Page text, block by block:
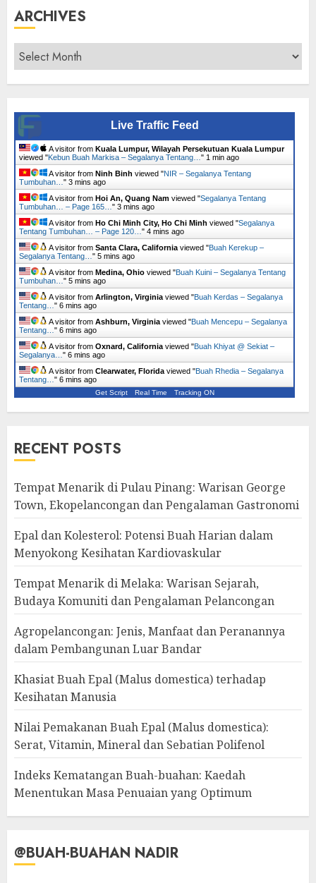
ARCHIVES
Archives
Live Traffic Feed
A visitor from Kuala Lumpur, Wilayah Persekutuan Kuala Lumpur
viewed "Kebun Buah Markisa – Segalanya Tentang… " 1 min ago
A visitor from Ninh Binh viewed "NIR – Segalanya Tentang
Tumbuhan… " 3 mins ago
A visitor from Hoi An, Quang Nam viewed "Segalanya Tentang
Tumbuhan… – Page 165… " 3 mins ago
A visitor from Ho Chi Minh City, Ho Chi Minh viewed "Segalanya
Tentang Tumbuhan… – Page 120… " 4 mins ago
A visitor from Santa Clara, California viewed "Buah Kerekup –
Segalanya Tentang… " 5 mins ago
A visitor from Medina, Ohio viewed "Buah Kuini – Segalanya Tentang
Tumbuhan… " 5 mins ago
A visitor from Arlington, Virginia viewed "Buah Kerdas – Segalanya
Tentang… " 6 mins ago
A visitor from Ashburn, Virginia viewed "Buah Mencepu – Segalanya
Tentang… " 6 mins ago
A visitor from Oxnard, California viewed "Buah Khiyat @ Sekiat –
Segalanya… " 6 mins ago
A visitor from Clearwater, Florida viewed "Buah Rhedia – Segalanya
Tentang… " 6 mins ago
Get Script Real Time Tracking ON
RECENT POSTS
Tempat Menarik di Pulau Pinang: Warisan George
Town, Ekopelancongan dan Pengalaman Gastronomi
Epal dan Kolesterol: Potensi Buah Harian dalam
Menyokong Kesihatan Kardiovaskular
Tempat Menarik di Melaka: Warisan Sejarah,
Budaya Komuniti dan Pengalaman Pelancongan
Agropelancongan: Jenis, Manfaat dan Peranannya
dalam Pembangunan Luar Bandar
Khasiat Buah Epal (Malus domestica) terhadap
Kesihatan Manusia
Nilai Pemakanan Buah Epal (Malus domestica):
Serat, Vitamin, Mineral dan Sebatian Polifenol
Indeks Kematangan Buah-buahan: Kaedah
Menentukan Masa Penuaian yang Optimum
@BUAH-BUAHAN NADIR